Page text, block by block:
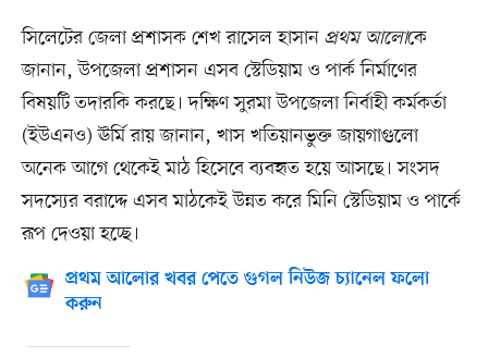
সিলেটের জেলা প্রশাসক শেখ রাসেল হাসান প্রথম আলোকে
জানান, উপজেলা প্রশাসন এসব স্টেডিয়াম ও পার্ক নির্মাণের
বিষয়টি তদারকি করছে। দক্ষিণ সুরমা উপজেলা নির্বাহী কর্মকর্তা
(ইউএনও) ঊর্মি রায় জানান, খাস খতিয়ানভুক্ত জায়গাগুলো
অনেক আগে থেকেই মাঠ হিসেবে ব্যবহৃত হয়ে আসছে। সংসদ
সদস্যের বরাদ্দে এসব মাঠকেই উন্নত করে মিনি স্টেডিয়াম ও পার্কে
রূপ দেওয়া হচ্ছে।
প্রথম আলোর খবর পেতে গুগল নিউজ চ্যানেল ফলো
করুন